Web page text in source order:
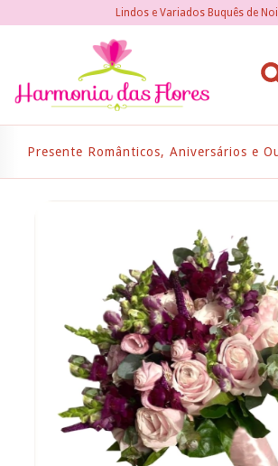
Lindos e Variados Buquês de
Presente Românticos, Aniversários e